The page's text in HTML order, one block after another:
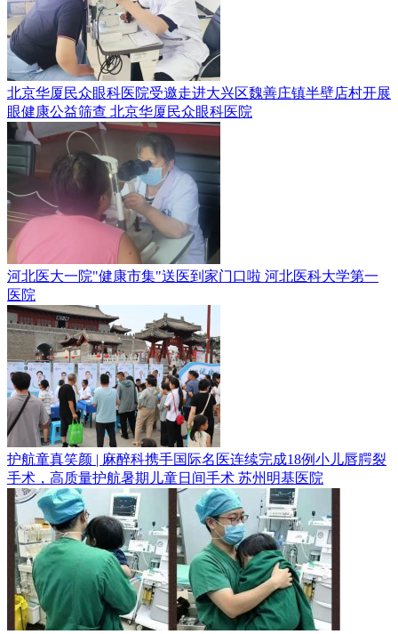
北京华厦民众眼科医院受邀走进大兴区魏善庄镇半壁店村开展
眼健康公益筛查 北京华厦民众眼科医院
河北医大一院"健康市集"送医到家门口啦 河北医科大学第一
医院
护航童真笑颜 | 麻醉科携手国际名医连续完成18例小儿唇腭裂
手术，高质量护航暑期儿童日间手术 苏州明基医院